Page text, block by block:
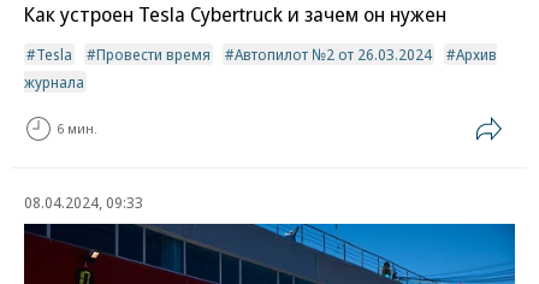
Как устроен Tesla Cybertruck и зачем он нужен
Tesla Провести время Автопилот №2 от 26.03.2024
Архив
журнала
6 мин.
08.04.2024, 09:33